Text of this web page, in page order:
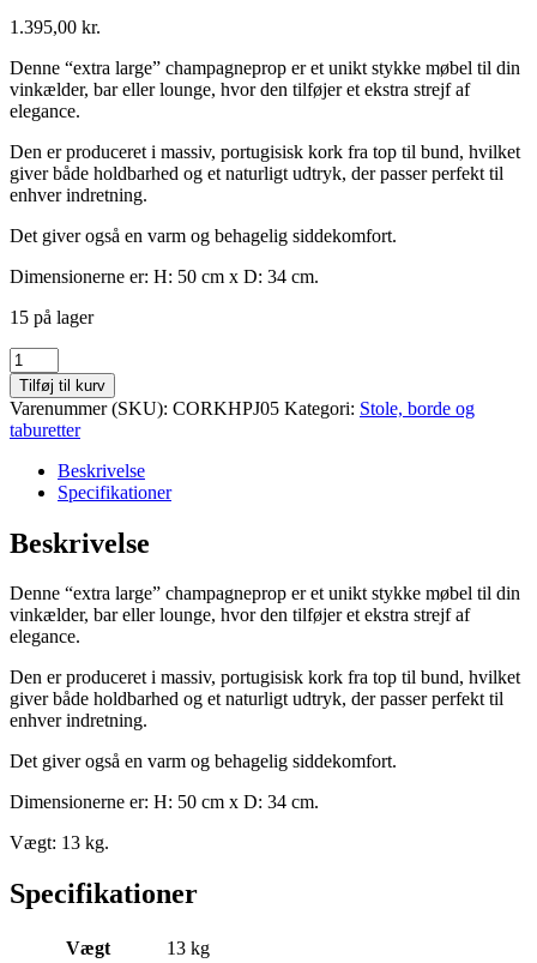
1.395,00 kr.
Denne “extra large” champagneprop er et unikt stykke møbel til din
vinkælder, bar eller lounge, hvor den tilføjer et ekstra strejf af
elegance.
Den er produceret i massiv, portugisisk kork fra top til bund, hvilket
giver både holdbarhed og et naturligt udtryk, der passer perfekt til
enhver indretning.
Det giver også en varm og behagelig siddekomfort.
Dimensionerne er: H: 50 cm x D: 34 cm.
15 på lager
Champagne
Kork
Stol/Bord
(BUET
TOP)
antal
Tilføj til kurv
Varenummer (SKU): CORKHPJ05 Kategori: Stole, borde og
taburetter
Beskrivelse
Specifikationer
Beskrivelse
Denne “extra large” champagneprop er et unikt stykke møbel til din
vinkælder, bar eller lounge, hvor den tilføjer et ekstra strejf af
elegance.
Den er produceret i massiv, portugisisk kork fra top til bund, hvilket
giver både holdbarhed og et naturligt udtryk, der passer perfekt til
enhver indretning.
Det giver også en varm og behagelig siddekomfort.
Dimensionerne er: H: 50 cm x D: 34 cm.
Vægt: 13 kg.
Specifikationer
Vægt
13 kg